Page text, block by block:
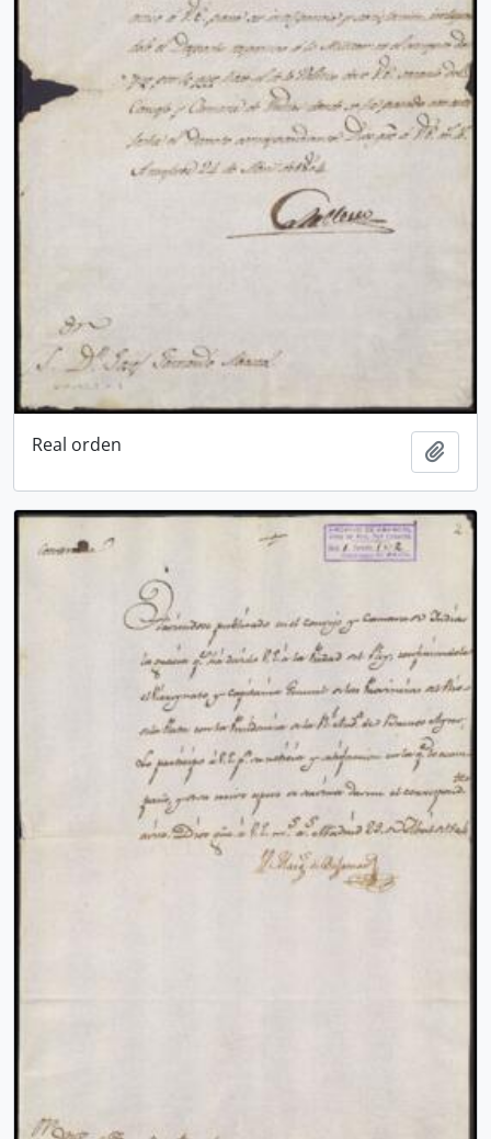
Real orden